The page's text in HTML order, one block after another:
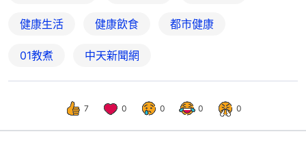
健康生活 健康飲食 都市健康
01教煮 中天新聞網
7 0 0 0 0